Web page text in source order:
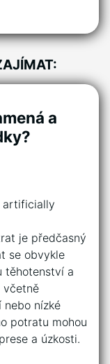
a
artificially
je předčasný
se obvykle
těhotenství a
včetně
nebo nízké
potratu mohou
a úzkosti.